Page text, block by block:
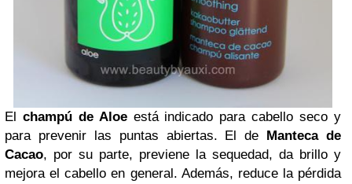
El champú de Aloeestá indicado para cabello seco y
para prevenir las puntas abiertas. El de
Manteca de
Cacao, por su parte, previene la sequedad, da brillo y
mejora el cabello en general. Además, reduce la pérdida